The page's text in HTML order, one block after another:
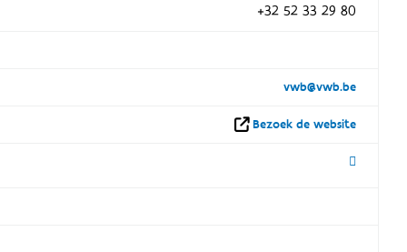
+32 52 33 29 80
vwb@vwb.be
Bezoek de website